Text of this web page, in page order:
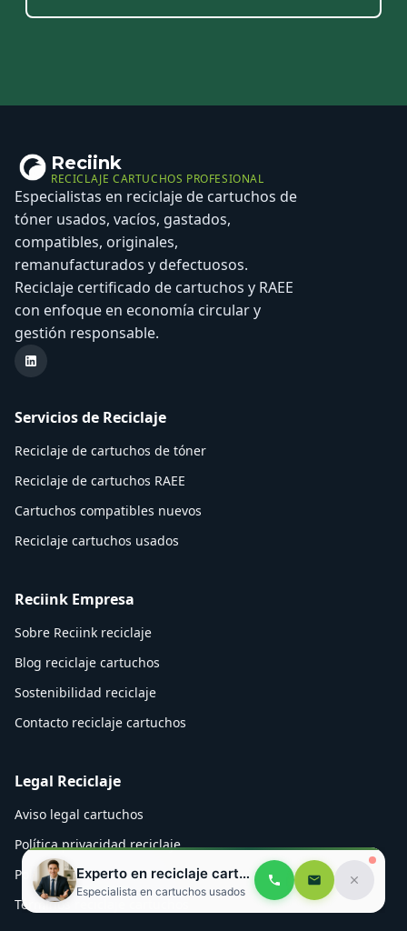
Experto en reciclaje cartuchos
Especialista en cartuchos usados
Reciink
RECICLAJE CARTUCHOS PROFESIONAL
Especialistas en reciclaje de cartuchos de
tóner usados, vacíos, gastados,
compatibles, originales,
remanufacturados y defectuosos.
Reciclaje certificado de cartuchos y RAEE
con enfoque en economía circular y
gestión responsable.
LinkedIn Reciink
Servicios de Reciclaje
Reciclaje de cartuchos de tóner
Reciclaje de cartuchos RAEE
Cartuchos compatibles nuevos
Reciclaje cartuchos usados
Reciink Empresa
Sobre Reciink reciclaje
Blog reciclaje cartuchos
Sostenibilidad reciclaje
Contacto reciclaje cartuchos
Legal Reciclaje
Aviso legal cartuchos
Política privacidad reciclaje
Política cookies Reciink
Términos reciclaje cartuchos